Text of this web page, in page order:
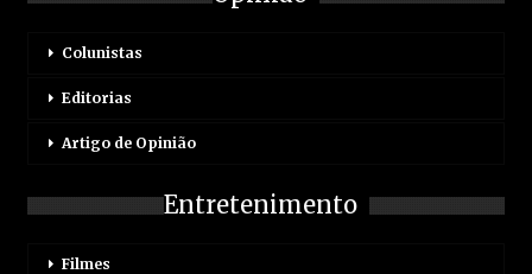
Colunistas
Editorias
Artigo de Opinião
Entretenimento
Filmes